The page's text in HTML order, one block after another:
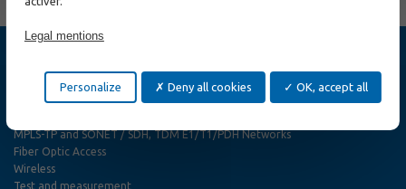
Cybersecurity
Ethernet Switch
MPLS-TP and SONET / SDH, TDM E1/T1/PDH Networks
Fiber Optic Access
Wireless
Test and measurement
Legal mentions
OK, accept all
Deny all cookies
Personalize